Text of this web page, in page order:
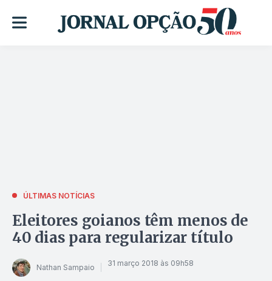
ÚLTIMAS NOTÍCIAS
Eleitores goianos têm menos de
40 dias para regularizar título
Nathan Sampaio 31 março 2018 às 09h58